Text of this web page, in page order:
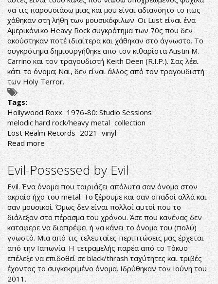
να τις παρουσιάσω μιας και μου είναι αδιανόητο το πως
χάθηκαν στη λήθη των μουσικόφιλων. Οι Lust είναι ένα
Αμερικάνικο Heavy Rock συγκρότημα των 70ς που δεν
ακούστηκαν ποτέ ιδιαίτερα και χάθηκαν στο άγνωστο. Το
συγκρότημα δημιουργήθηκε απο τον κιθαρίστα Austin M.
Carrino και τον τραγουδιστή Keith Deen (R.I.P.). Σας λέει
κάτι το όνομα; Ναι, δεν είναι άλλος από τον τραγουδιστή
των Holy Terror.
Tags:
Hollywood Roxx 1976-80: Studio Sessions
melodic hard rock/heavy metal collection
Lost Realm Records 2021 vinyl
Read more about
LUST-
Hollywood
Roxx
1976-
80:
Studio
Sessions
Evil-Possessed by Evil
Evil. Ένα όνομα που ταιριάζει απόλυτα σαν όνομα στον
ακραίο ήχο του metal. Το ξέρουμε και σαν οπαδοί αλλά και
σαν μουσικοί. Όμως δεν είναι πολλοί αυτοί που το
διάλεξαν στο πέρασμα του χρόνου. Άσε που κανένας δεν
καταφερε να διαπρέψει ή να κάνει το όνομα του (πολύ)
γνωστό. Μια από τις τελευταίες περιπτώσεις μας έρχεται
από την Ιαπωνία. Η τετραμελής παρέα από το Τόκυο
επέλεξε να επιδoθεί σε black/thrash ταχύτητες και τριβές
έχοντας το συγκεκριμένο όνομα. Ιδρύθηκαν τον Ιούνη του
2011.